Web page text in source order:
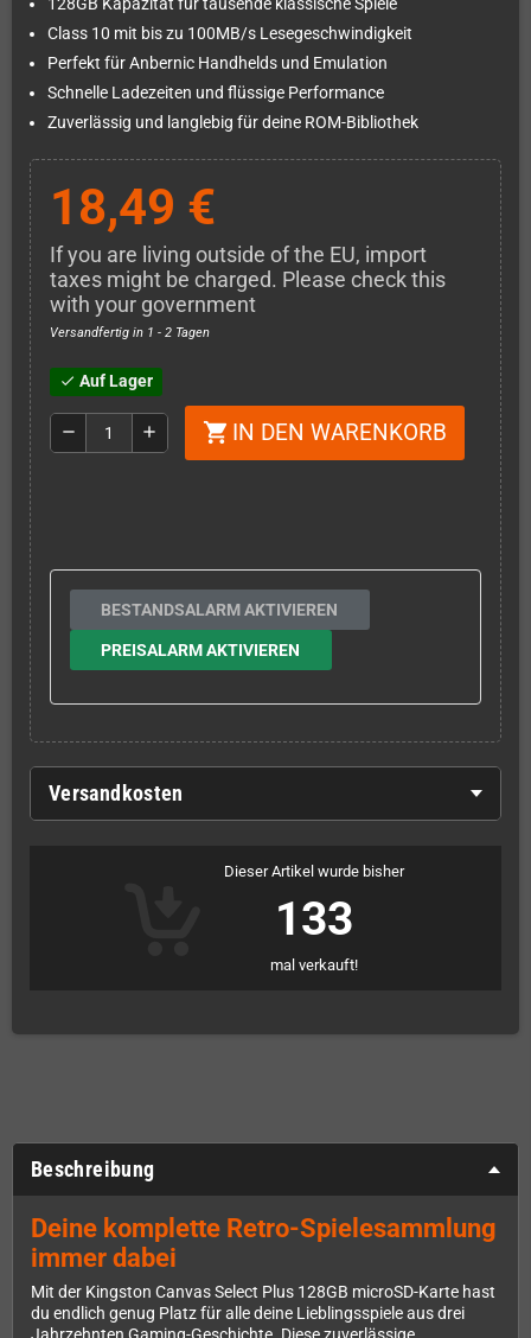
128GB Kapazität für tausende klassische Spiele
Class 10 mit bis zu 100MB/s Lesegeschwindigkeit
Perfekt für Anbernic Handhelds und Emulation
Schnelle Ladezeiten und flüssige Performance
Zuverlässig und langlebig für deine ROM-Bibliothek
18,49 €
If you are living outside of the EU, import
taxes might be charged. Please check this
with your government
Versandfertig in 1 - 2 Tagen
check Auf Lager
remove add shopping_cart IN DEN WARENKORB
BESTANDSALARM AKTIVIEREN
PREISALARM AKTIVIEREN
Versandkosten
Dieser Artikel wurde bisher
133
mal verkauft!
Beschreibung
Deine komplette Retro-Spielesammlung
immer dabei
Mit der Kingston Canvas Select Plus 128GB microSD-Karte hast
du endlich genug Platz für alle deine Lieblingsspiele aus drei